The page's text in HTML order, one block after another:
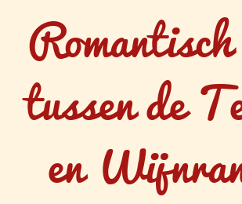
tussen de
en